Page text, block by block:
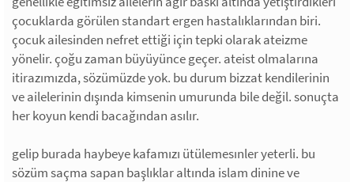
çocuklarda görülen standart ergen hastalıklarından biri.
çocuk ailesinden nefret ettiği için tepki olarak ateizme
yönelir. çoğu zaman büyüyünce geçer. ateist olmalarına
itirazımızda, sözümüzde yok. bu durum bizzat kendilerinin
ve ailelerinin dışında kimsenin umurunda bile değil. sonuçta
her koyun kendi bacağından asılır.
gelip burada haybeye kafamızı ütülemesınler yeterli. bu
sözüm saçma sapan başlıklar altında islam dinine ve